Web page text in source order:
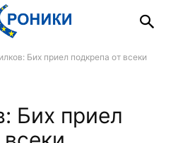
Бих приел подкрепа от всеки
Бих приел